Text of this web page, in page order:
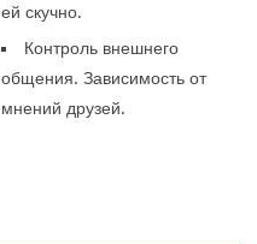
ей скучно.
Контроль внешнего
общения. Зависимость от
мнений друзей.